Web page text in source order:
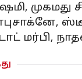
முகமது
மர்பி,